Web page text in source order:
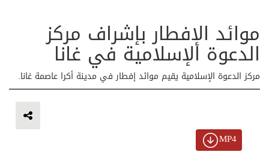
موائد الإفطار بإشراف مركز
الدعوة الإسلامية في غانا
مركز الدعوة الإسلامية يقيم موائد إفطار في مدينة أكرا عاصمة غانا.
MP4